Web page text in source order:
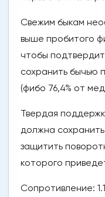
Свежим быкам
выше пробитого
чтобы
сохранить бычью
(фибо 76,4% от
Твердая
должна
защитить
которого
Сопротивление: